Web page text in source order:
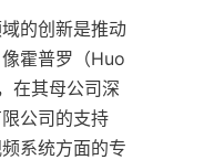
的创新是推动
霍普罗（Huo
在其母公司深
公司的支持
系统方面的专